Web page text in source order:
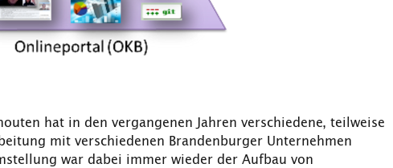
hat in den vergangenen Jahren verschiedene, teilweise
mit verschiedenen Brandenburger Unternehmen
war dabei immer wieder der Aufbau von